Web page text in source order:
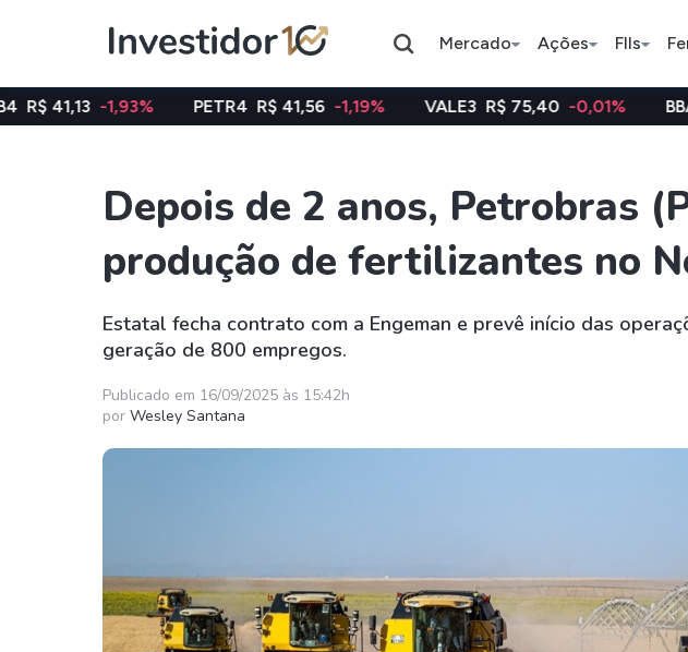
Mercado Ações FIIs
Assuntos do momento
Índice
Ibovespa
Ação
Petrobras
Ação
Bradesco
Ações
Taesa
Itausa
Ver todos
FIIs
XPML11
Ver todos Ver todos
PETR4 R$ 41,56 -1,19% VALE3 R$ 75,40 -0,01% BBAS3 R$ 20,05
Depois de 2 anos, Petrobras
produção de fertilizantes no
Estatal fecha contrato com a Engeman e prevê início das
geração de 800 empregos.
Publicado em 16/09/2025 às 15:42h
por Wesley Santana